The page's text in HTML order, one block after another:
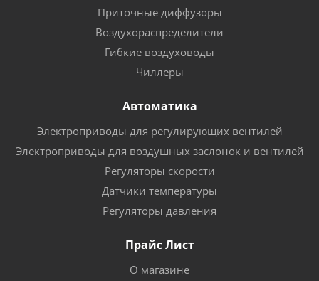
Приточные диффузоры
Воздухораспределители
Гибкие воздуховоды
Чиллеры
Автоматика
Электроприводы для регулирующих вентилей
Электроприводы для воздушных заслонок и вентилей
Регуляторы скорости
Датчики температуры
Регуляторы давления
Прайс Лист
О магазине